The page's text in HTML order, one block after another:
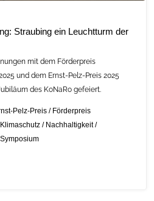
Straubing ein Leuchtturm der
mit dem Förderpreis
und dem Ernst-Pelz-Preis 2025
des KoNaRo gefeiert.
Pelz-Preis / Förderpreis
Klimaschutz/ Nachhaltigkeit/
Symposium